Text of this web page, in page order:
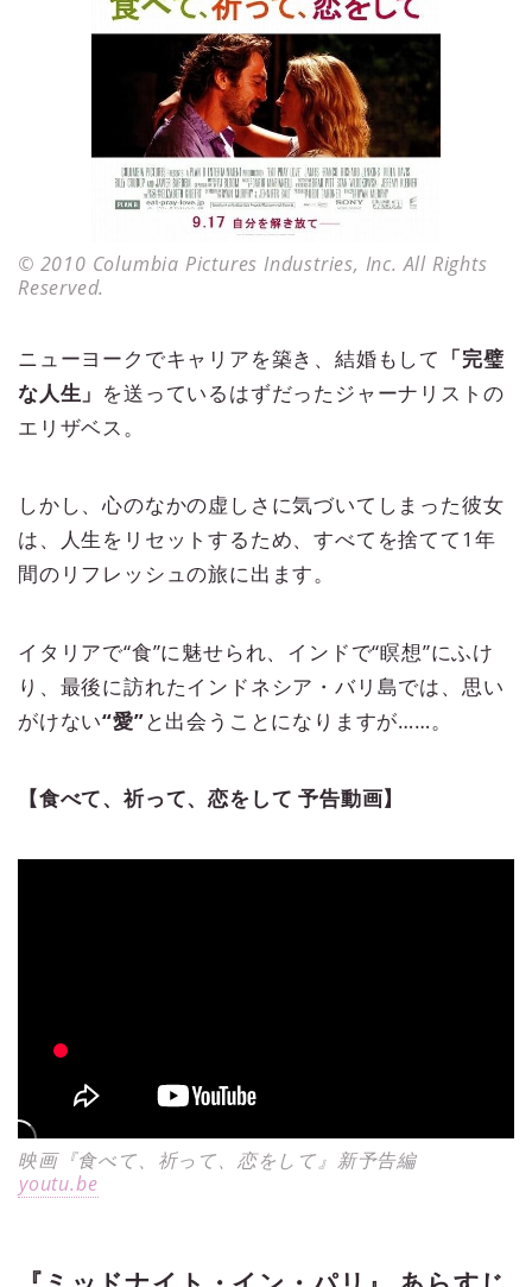
© 2010 Columbia Pictures Industries, Inc. All Rights
Reserved.
ニューヨークでキャリアを築き、結婚もして 「完璧
な人生」 を送っているはずだったジャーナリストの
エリザベス。
しかし、心のなかの虚しさに気づいてしまった彼女
は、人生をリセットするため、すべてを捨てて1年
間のリフレッシュの旅に出ます。
イタリアで“食”に魅せられ、インドで“瞑想”にふけ
り、最後に訪れたインドネシア・バリ島では、思い
がけない“愛”と出会うことになりますが……。
【食べて、祈って、恋をして 予告動画】
映画『食べて、祈って、恋をして』新予告編
youtu.be